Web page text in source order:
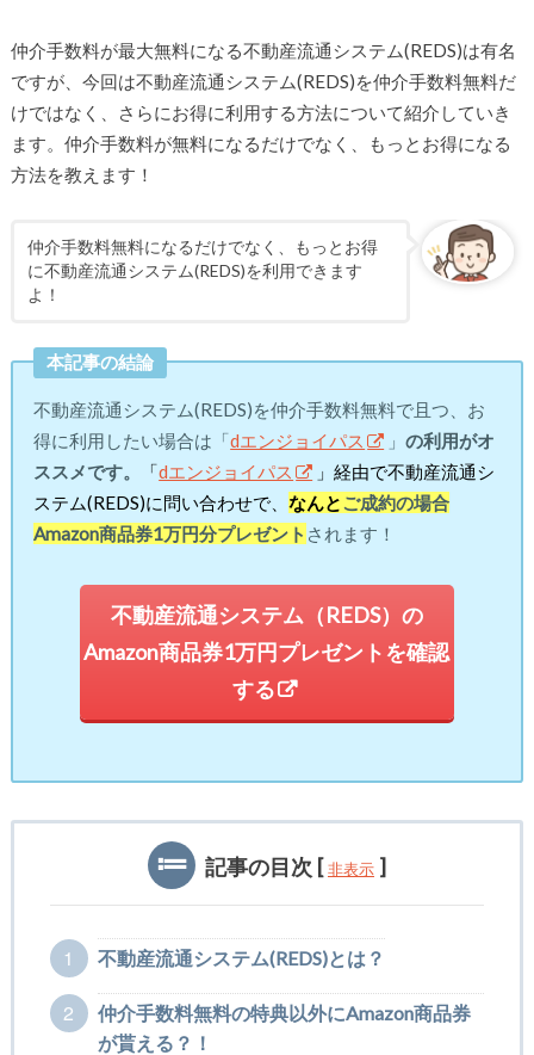
仲介手数料が最大無料になる不動産流通システム(REDS)は有名
ですが、今回は不動産流通システム(REDS)を仲介手数料無料だ
けではなく、さらにお得に利用する方法について紹介していき
ます。仲介手数料が無料になるだけでなく、もっとお得になる
方法を教えます！
仲介手数料無料になるだけでなく、もっとお得
に不動産流通システム(REDS)を利用できます
よ！
本記事の結論
不動産流通システム(REDS)を仲介手数料無料で且つ、お
得に利用したい場合は「dエンジョイパス 」の利用がオ
ススメです。
「dエンジョイパス
」経由で不動産流通シ
ステム(REDS)に問い合わせで、なんとご成約の場合
Amazon商品券1万円分プレゼント されます！
不動産流通システム（REDS）の
Amazon商品券1万円プレゼントを確認
する
記事の目次 [ 非表示 ]
1 不動産流通システム(REDS)とは？
2
仲介手数料無料の特典以外にAmazon商品券
が貰える？！